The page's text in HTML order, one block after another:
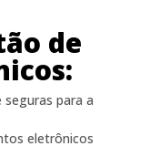
de
para a
eletrônicos